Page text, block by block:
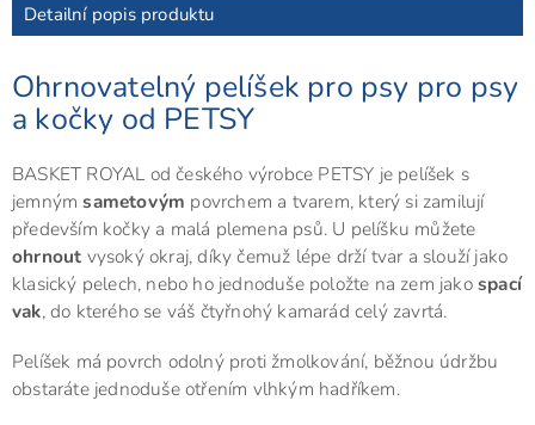
Detailní popis produktu
Ohrnovatelný pelíšek pro psy pro psy
a kočky od PETSY
BASKET ROYAL od českého výrobce PETSY je pelíšek s
jemnýmsametovým povrchem a tvarem, který si zamilují
především kočky a malá plemena psů. U pelíšku můžete
ohrnout vysoký okraj, díky čemuž lépe drží tvar a slouží jako
klasický pelech, nebo ho jednoduše položte na zem jakospací
vak, do kterého se váš čtyřnohý kamarád celý zavrtá.
Pelíšek má povrch odolný proti žmolkování, běžnou údržbu
obstaráte jednoduše otřením vlhkým hadříkem.